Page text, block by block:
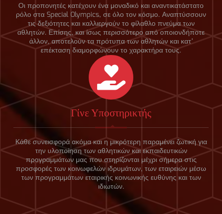
Οι προπονητές κατέχουν ένα μοναδικό και αναντικατάστατο
ρόλο στα Special Olympics, σε όλο τον κόσμο. Αναπτύσσουν
τις δεξιότητες και καλλιεργούν το φίλαθλο πνεύμα των
αθλητών. Επίσης, και ίσως περισσότερο από οποιονδήποτε
άλλον, αποτελούν τα πρότυπα των αθλητών και κατ’
επέκταση διαμορφώνουν το χαρακτήρα τους.
Γίνε Υποστηρικτής
Κάθε συνεισφορά ακόμα και η μικρότερη παραμένει ζωτική για
την υλοποίηση των αθλητικών και εκπαιδευτικών
προγραμμάτων μας που στηρίζονται μέχρι σήμερα στις
προσφορές των κοινωφελών ιδρυμάτων, των εταιρειών μέσω
των προγραμμάτων εταιρικής κοινωνικής ευθύνης και των
ιδιωτών.